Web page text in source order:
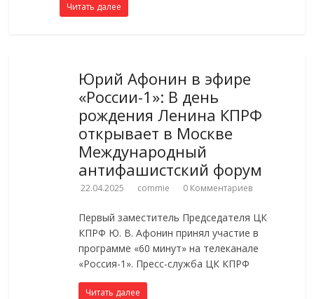
Читать далее
Юрий Афонин в эфире
«России-1»: В день
рождения Ленина КПРФ
открывает в Москве
Международный
антифашистский форум
22.04.2025 commie 0 Комментариев
Первый заместитель Председателя ЦК
КПРФ Ю. В. Афонин принял участие в
программе «60 минут» на телеканале
«Россия-1». Пресс-служба ЦК КПРФ
Читать далее